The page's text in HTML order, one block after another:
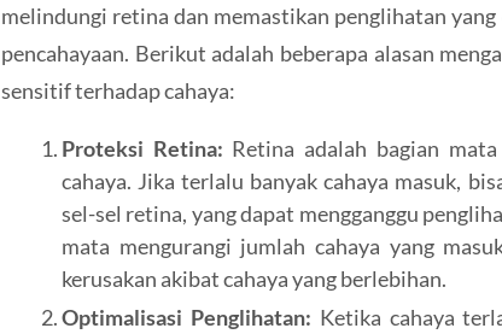
melindungi retina dan memastikan penglihatan
pencahayaan. Berikut adalah beberapa alasan
sensitif terhadap cahaya:
Proteksi Retina: Retina adalah bagian
cahaya. Jika terlalu banyak cahaya masuk,
sel-sel retina, yang dapat mengganggu
mata mengurangi jumlah cahaya yang
kerusakan akibat cahaya yang berlebihan.
Optimalisasi Penglihatan: Ketika cahaya